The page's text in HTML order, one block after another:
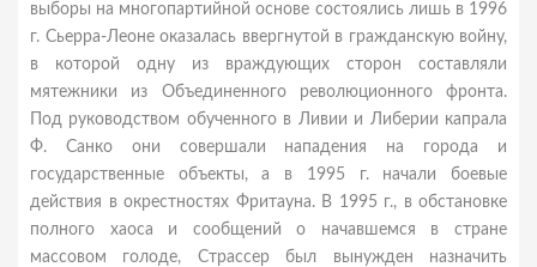
выборы на многопартийной основе состоялись лишь в 1996
г. Сьерра-Леоне оказалась ввергнутой в гражданскую войну,
в которой одну из враждующих сторон составляли
мятежники из Объединенного революционного фронта.
Под руководством обученного в Ливии и Либерии капрала
Ф. Санко они совершали нападения на города и
государственные объекты, а в 1995 г. начали боевые
действия в окрестностях Фритауна. В 1995 г., в обстановке
полного хаоса и сообщений о начавшемся в стране
массовом голоде, Страссер был вынужден назначить